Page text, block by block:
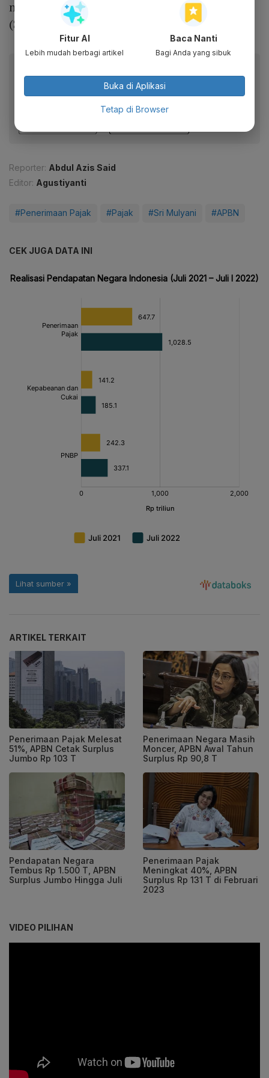
masih ada Sisa Lebih Pembiayaan Anggaran
(SiLPA) sebesar Rp 25,9 triliun.
Dapatkan pengalaman membaca lebih nyaman dan nikmati
fitur menarik lainnya lewat aplikasi mobile Katadata.
Reporter: Abdul Azis Said
Editor: Agustiyanti
#Penerimaan Pajak #Pajak #Sri Mulyani #APBN
CEK JUGA DATA INI
ARTIKEL TERKAIT
Penerimaan Pajak Melesat
51%, APBN Cetak Surplus
Jumbo Rp 103 T
Penerimaan Negara Masih
Moncer, APBN Awal Tahun
Surplus Rp 90,8 T
Pendapatan Negara
Tembus Rp 1.500 T, APBN
Surplus Jumbo Hingga Juli
Penerimaan Pajak
Meningkat 40%, APBN
Surplus Rp 131 T di Februari
2023
VIDEO PILIHAN
Fitur AI
Lebih mudah berbagi artikel
Baca Nanti
Bagi Anda yang sibuk
Buka di Aplikasi
Tetap di Browser